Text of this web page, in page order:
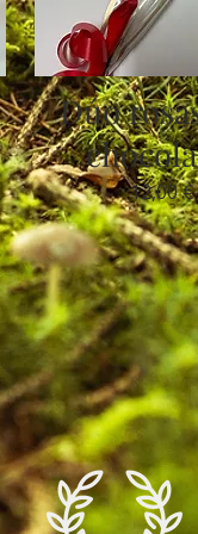
Dúo
12,00 €